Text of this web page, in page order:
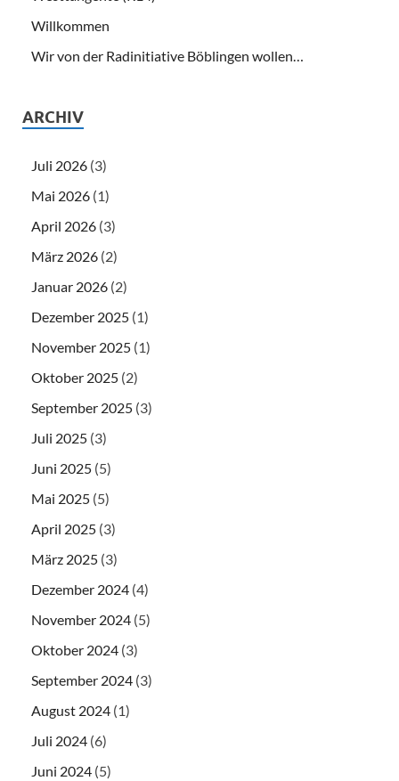
Willkommen
Wir von der Radinitiative Böblingen wollen…
ARCHIV
Juli 2026 (3)
Mai 2026 (1)
April 2026 (3)
März 2026 (2)
Januar 2026 (2)
Dezember 2025 (1)
November 2025 (1)
Oktober 2025 (2)
September 2025 (3)
Juli 2025 (3)
Juni 2025 (5)
Mai 2025 (5)
April 2025 (3)
März 2025 (3)
Dezember 2024 (4)
November 2024 (5)
Oktober 2024 (3)
September 2024 (3)
August 2024 (1)
Juli 2024 (6)
Juni 2024 (5)